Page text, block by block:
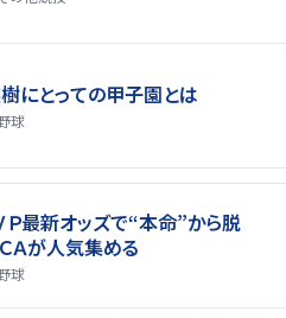
にとっての甲子園とは
球
最新オッズで“本命”から脱
Ａが人気集める
球